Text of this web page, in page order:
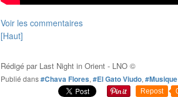
Voir les commentaires
[Haut]
Rédigé par Last Night in Orient - LNO ©
Publié dans#Chava Flores, #El Gato Viudo,
Repost